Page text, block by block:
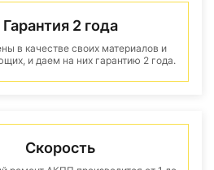
Гарантия 2 года
в качестве своих материалов и
и даем на них гарантию 2 года.
Скорость